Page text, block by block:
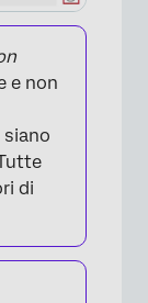
e non
di